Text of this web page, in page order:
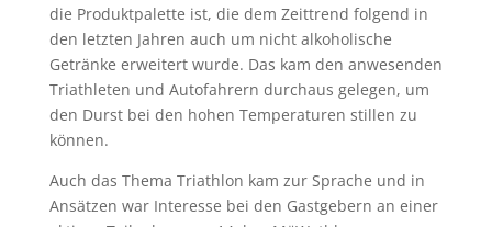
die Produktpalette ist, die dem Zeittrend folgend in
den letzten Jahren auch um nicht alkoholische
Getränke erweitert wurde. Das kam den anwesenden
Triathleten und Autofahrern durchaus gelegen, um
den Durst bei den hohen Temperaturen stillen zu
können.
Auch das Thema Triathlon kam zur Sprache und in
Ansätzen war Interesse bei den Gastgebern an einer